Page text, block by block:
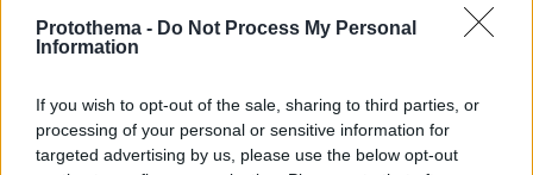
Protothema - Do Not Process My Personal
Information
If you wish to opt-out of the sale, sharing to third parties, or
processing of your personal or sensitive information for
targeted advertising by us, please use the below opt-out
06.02.2025, 19:55
Μαζί να αναθρέψουν τι;;;; Βασικά ούτε και ο καθένας
μόνος μπορεί να επιτύχουν κάτι. Εδώ ο Σερβετάλης